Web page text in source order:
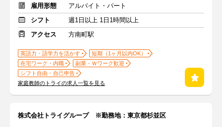
雇用形態
アルバイト・パート
シフト
週1日以上 1日1時間以上
アクセス
方南町駅
英語力・語学力を活かす
短期（1ヶ月以内OK）
在宅ワーク・内職
副業・Ｗワーク歓迎
シフト自由・自己申告
家庭教師のトライの求人一覧を見る
株式会社トライグループ ※勤務地：東京都杉並区